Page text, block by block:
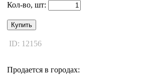
Кол-во, шт:
Купить
ID: 12156
Продается в городах: